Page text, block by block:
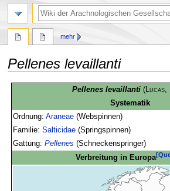
Pellenes levaillanti
springen
springen
Pellenes levaillanti ( Lucas
Systematik
Ordnung:Araneae (Webspinnen)
Familie:Salticidae (Springspinnen)
Gattung:Pellenes (Schneckenspringer)
Verbreitung in Europa
mehr